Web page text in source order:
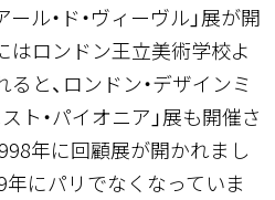
ル・ド・ヴィーヴル」展が開
はロンドン王立美術学校よ
と、ロンドン・デザインミ
ト・パイオニア」展も開催さ
年に回顧展が開かれまし
年にパリでなくなっていま